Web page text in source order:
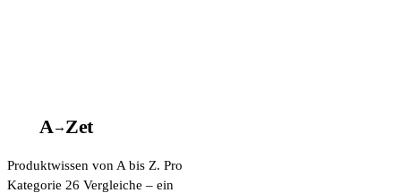
A→Zet
Produktwissen von A bis Z. Pro
Kategorie 26 Vergleiche – ein